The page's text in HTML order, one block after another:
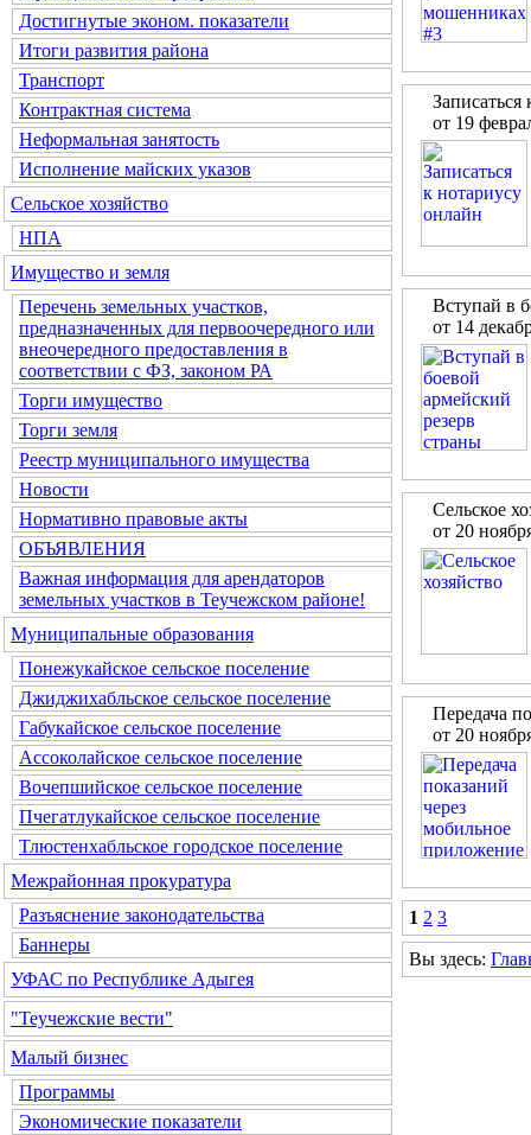
Достигнутые эконом. показатели
Итоги развития района
Транспорт
Контрактная система
Неформальная занятость
Исполнение майских указов
Сельское хозяйство
НПА
Имущество и земля
Перечень земельных участков,
предназначенных для первоочередного или
внеочередного предоставления в
соответствии с ФЗ, законом РА
Торги имущество
Торги земля
Реестр муниципального имущества
Новости
Нормативно правовые акты
ОБЪЯВЛЕНИЯ
Важная информация для арендаторов
земельных участков в Теучежском районе!
Муниципальные образования
Понежукайское сельское поселение
Джиджихабльское сельское поселение
Габукайское сельское поселение
Ассоколайское сельское поселение
Вочепшийское сельское поселение
Пчегатлукайское сельское поселение
Тлюстенхабльское городское поселение
Межрайонная прокуратура
Разъяснение законодательства
Баннеры
УФАС по Республике Адыгея
"Теучежские вести"
Малый бизнес
Программы
Экономические показатели
Записаться
от 19
Вступай в
от 14
Сельское
от 20
Передача
от 20
1 2 3
Вы здесь: